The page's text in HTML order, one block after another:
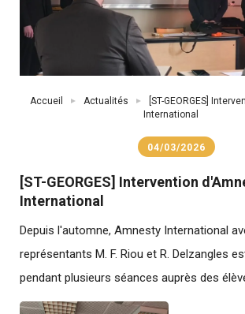
FilAccueil Actualités
[ST-GEORGES]
International
04/03/2026
[ST-GEORGES] Intervention
International
Depuis l'automne, Amnesty International
représentants M. F. Riou et R. Delzangles
pendant plusieurs séances auprès des